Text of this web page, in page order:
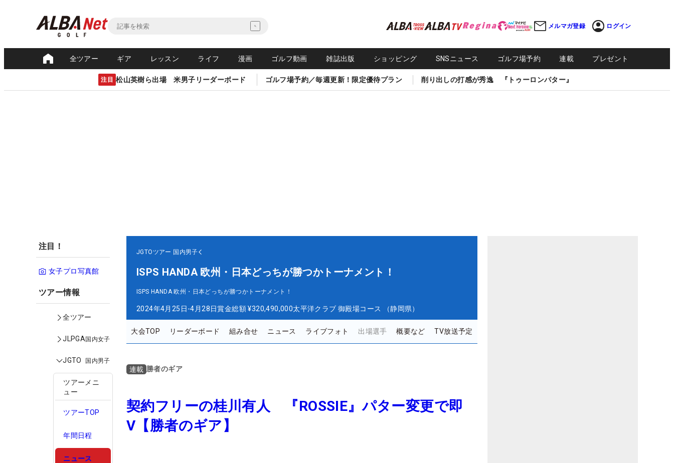
メルマガ登録 ログイン
全ツアー ギア レッスン ライフ 漫画 ゴルフ動画 雑誌出版 ショッピング SNSニュース ゴルフ場予約 連載 プレゼント
注目 松山英樹ら出場 米男子リーダーボード ゴルフ場予約／毎週更新！限定優待プラン 削り出しの打感が秀逸 『トゥーロンパター』
注目！
女子プロ写真館
ツアー情報
全ツアー
JLPGA国内女子
JGTO 国内男子
ツアーメニ
ュー
ツアーTOP
年間日程
ニュース
JGTOツアー 国内男子
ISPS HANDA 欧州・日本どっちが勝つかトーナメント！
ISPS HANDA 欧州・日本どっちが勝つかトーナメント！
2024年4月25日-4月28日賞金総額 ¥320,490,000太平洋クラブ 御殿場コース （静岡県）
大会TOP リーダーボード 組み合せ ニュース ライブフォト 出場選手 概要など TV放送予定
連載 勝者のギア
契約フリーの桂川有人 『ROSSIE』パター変更で即
V【勝者のギア】